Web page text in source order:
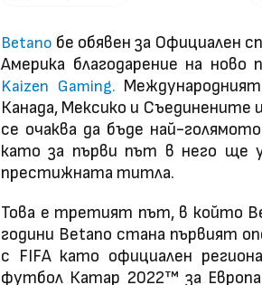
Betano бе обявен за Официален
Америка благодарение на
Kaizen Gaming.
Канада, Мексико и
се очаква да бъде най-
като за първи път в него ще
престижната титла.
Това е третият път, в който
години Betano стана първият
с FIFA като официален
футбол Катар 2022™ за